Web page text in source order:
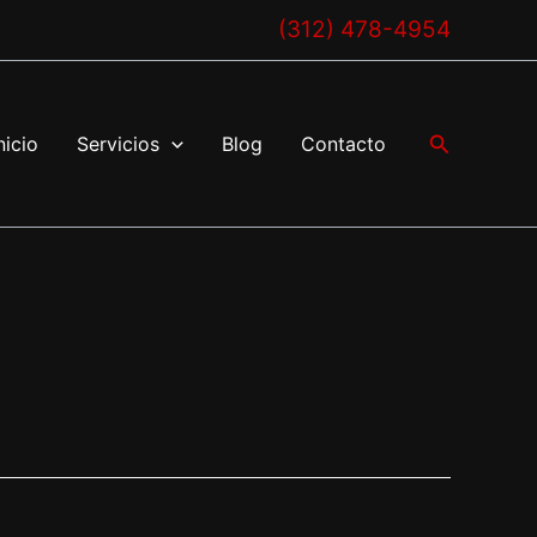
(312) 478-4954
Servicios Blog Contacto Buscar